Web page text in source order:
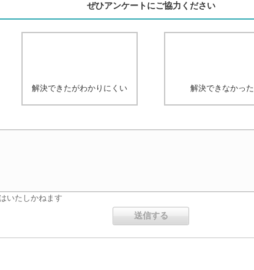
ぜひアンケートにご協力ください
解決できたがわかりにくい 解決できなかった
いたしかねます